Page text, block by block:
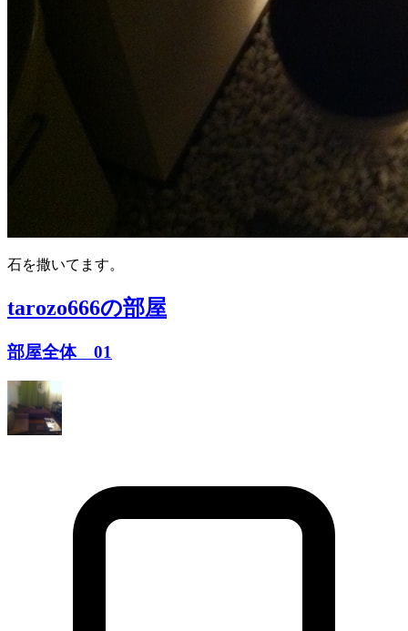
石を撒いてます。
tarozo666の部屋
部屋全体 01